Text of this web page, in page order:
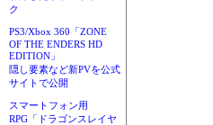
ク
PS3/Xbox 360「ZONE
OF THE ENDERS HD
EDITION」
隠し要素など新PVを公式
サイトで公開
スマートフォン用
RPG「ドラゴンスレイヤ